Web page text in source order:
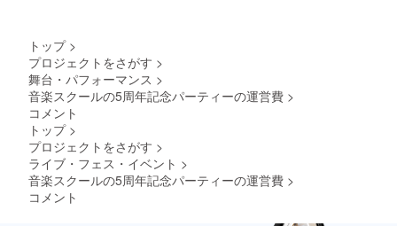
トップ >
プロジェクトをさがす >
舞台・パフォーマンス >
音楽スクールの5周年記念パーティーの運営費 >
コメント
トップ >
プロジェクトをさがす >
ライブ・フェス・イベント >
音楽スクールの5周年記念パーティーの運営費 >
コメント